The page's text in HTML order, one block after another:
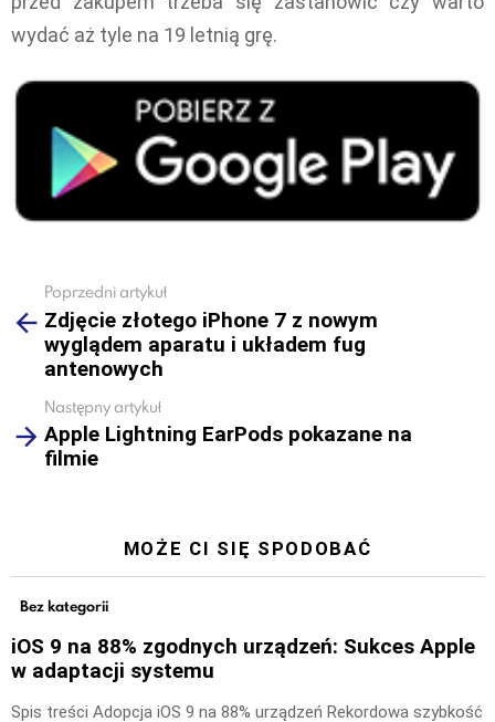
wydać aż tyle na 19 letnią grę.
more
Poprzedni artykuł
Zdjęcie złotego iPhone 7 z nowym
wyglądem aparatu i układem fug
antenowych
Następny artykuł
Apple Lightning EarPods pokazane na
filmie
MOŻE CI SIĘ SPODOBAĆ
Bez kategorii
iOS 9 na 88% zgodnych urządzeń: Sukces Apple
w adaptacji systemu
Spis treści Adopcja iOS 9 na 88% urządzeń Rekordowa szybkość